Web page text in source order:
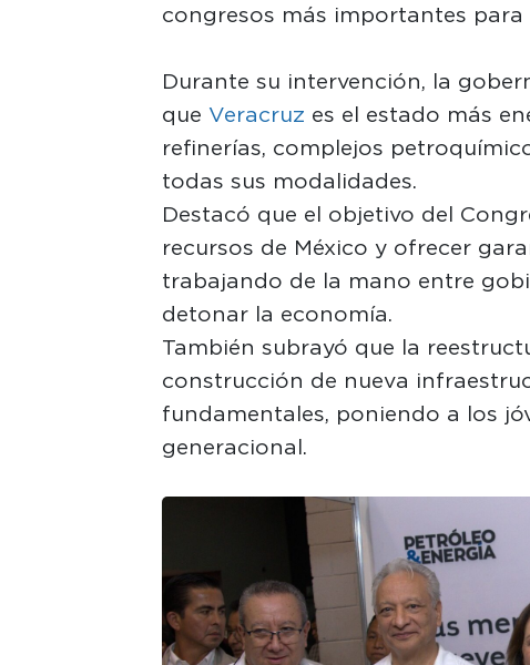
congresos más importantes
Durante su intervención, la
que Veracruz es el estado más
refinerías, complejos
todas sus modalidades.
Destacó que el objetivo del
recursos de México y ofrecer
trabajando de la mano entre
detonar la economía.
También subrayó que la
construcción de nueva
fundamentales, poniendo a los
generacional.